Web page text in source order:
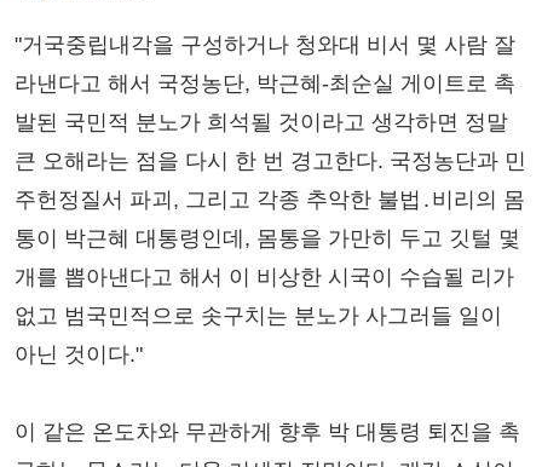
"거국중립내각을 구성하거나 청와대 비서 몇 사람 잘
라낸다고 해서 국정농단, 박근혜-최순실 게이트로 촉
발된 국민적 분노가 희석될 것이라고 생각하면 정말
큰 오해라는 점을 다시 한 번 경고한다. 국정농단과 민
주헌정질서 파괴, 그리고 각종 추악한 불법․비리의 몸
통이 박근혜 대통령인데, 몸통을 가만히 두고 깃털 몇
개를 뽑아낸다고 해서 이 비상한 시국이 수습될 리가
없고 범국민적으로 솟구치는 분노가 사그러들 일이
아닌 것이다."
이 같은 온도차와 무관하게 향후 박 대통령 퇴진을 촉